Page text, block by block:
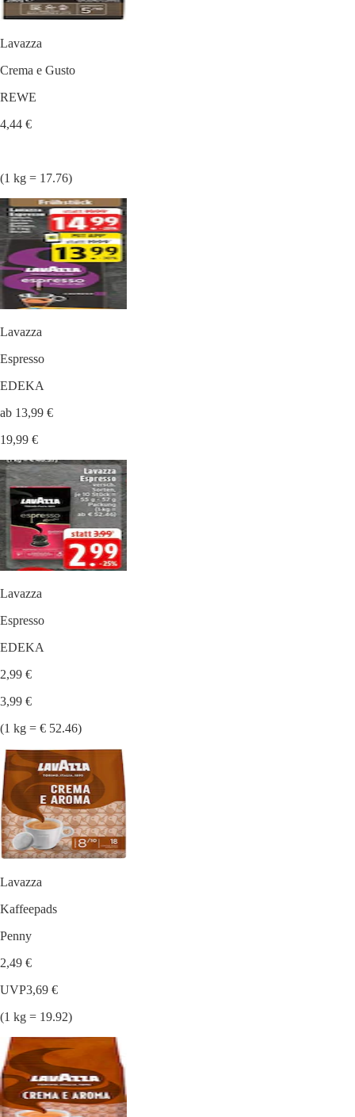
Lavazza
Crema e Gusto
REWE
4,44 €
(1 kg = 17.76)
Lavazza
Espresso
EDEKA
ab 13,99 €
19,99 €
Lavazza
Espresso
EDEKA
2,99 €
3,99 €
(1 kg = € 52.46)
Lavazza
Kaffeepads
Penny
2,49 €
UVP3,69 €
(1 kg = 19.92)